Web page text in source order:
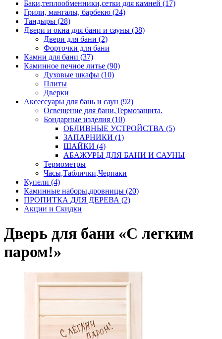
Баки,теплообменники,сетки для камней (17)
Грили, мангалы, барбекю (24)
Тандыры (28)
Двери и окна для бани и сауны (38)
Двери для бани (2)
Форточки для бани
Камни для бани (37)
Каминное печное литье (90)
Духовые шкафы (10)
Плиты
Дверки
Аксессуары для бань и саун (92)
Освещение для бани,Термозащита.
Бондарные изделия (10)
ОБЛИВНЫЕ УСТРОЙСТВА (5)
ЗАПАРНИКИ (1)
ШАЙКИ (4)
АБАЖУРЫ ДЛЯ БАНИ И САУНЫ
Термометры
Часы,Таблички,Черпаки
Купели (4)
Каминные наборы,дровницы (20)
ПРОПИТКА ДЛЯ ДЕРЕВА (2)
Акции и Скидки
Дверь для бани «С легким
паром!»